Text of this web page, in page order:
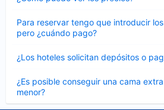
Para reservar tengo que introducir
pero ¿cuándo pago?
cerrado
¿Los hoteles solicitan depósitos o
cerrado
¿Es posible conseguir una cama
menor?
cerrado